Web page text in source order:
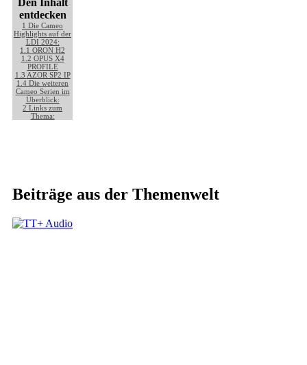
Den Inhalt
entdecken
1 Die Cameo
Highlights auf der
LDI 2024:
1.1 ORON H2
1.2 OPUS X4
PROFILE
1.3 AZOR SP2 IP
1.4 Die weiteren
Cameo Serien im
Überblick:
2 Links zum
Thema:
Beiträge aus der Themenwelt